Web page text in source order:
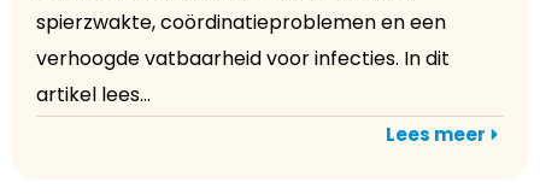
spierzwakte, coördinatieproblemen en een
verhoogde vatbaarheid voor infecties. In dit
artikel lees...
Lees meer